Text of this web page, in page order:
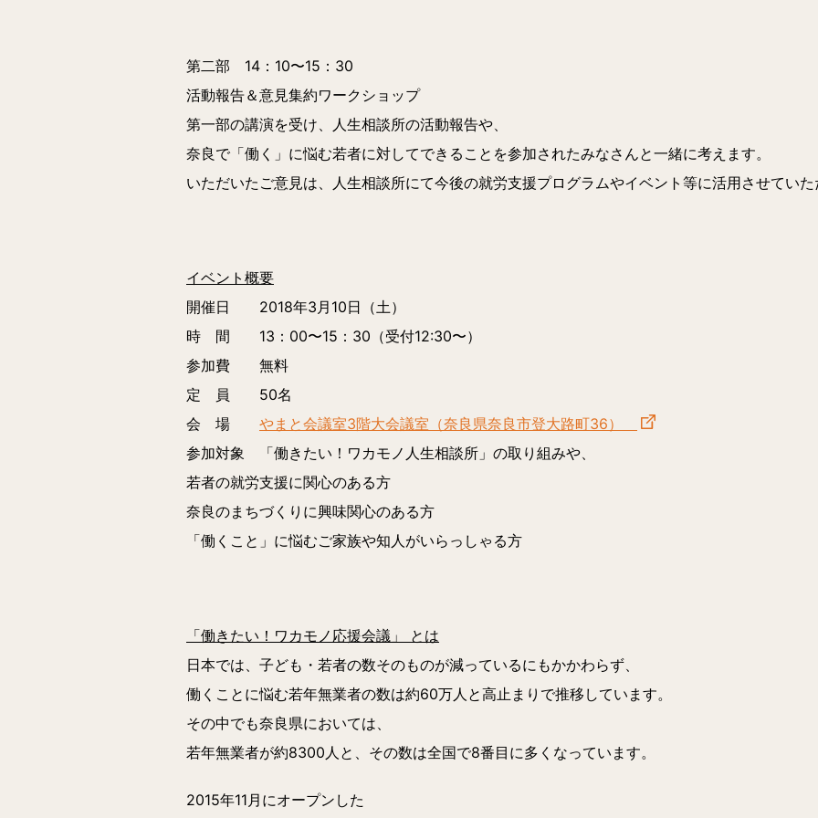
第二部 14：10〜15：30
活動報告＆意見集約ワークショップ
第一部の講演を受け、人生相談所の活動報告や、
奈良で「働く」に悩む若者に対してできることを参加されたみなさんと一緒に考えます。
いただいたご意見は、人生相談所にて今後の就労支援プログラムやイベント等に活用させていた
イベント概要
開催日 2018年3月10日（土）
時 間 13：00〜15：30（受付12:30〜）
参加費 無料
定 員 50名
会 場 やまと会議室3階大会議室（奈良県奈良市登大路町36）
参加対象 「働きたい！ワカモノ人生相談所」の取り組みや、
若者の就労支援に関心のある方
奈良のまちづくりに興味関心のある方
「働くこと」に悩むご家族や知人がいらっしゃる方
「働きたい！ワカモノ応援会議」 とは
日本では、子ども・若者の数そのものが減っているにもかかわらず、
働くことに悩む若年無業者の数は約60万人と高止まりで推移しています。
その中でも奈良県においては、
若年無業者が約8300人と、その数は全国で8番目に多くなっています。
2015年11月にオープンした